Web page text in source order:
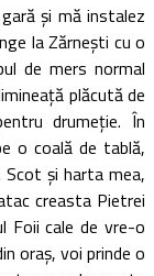
şi mă instalez
la Zărneşti cu o
de mers normal
plăcută de
drumeţie. În
o coală de tablă,
şi harta mea,
creasta Pietrei
Foii cale de vre-o
oraş, voi prinde o